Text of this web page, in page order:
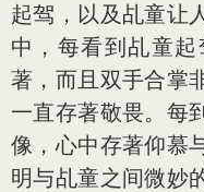
起驾，以及乩童让
中，每看到乩童
著，而且双手合掌
一直存著敬畏。每
像，心中存著仰慕
明与乩童之间微妙